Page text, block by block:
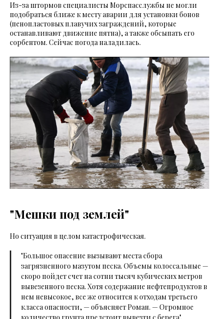
Из-за штормов специалисты Морспасслужбы не могли
подобраться ближе к месту аварии для установки бонов
(пенопластовых плавучих заграждений, которые
останавливают движение пятна), а также обсыпать его
сорбентом. Сейчас погода наладилась.
"Мешки под землей"
Но ситуация в целом катастрофическая.
"Большое опасение вызывают места сбора
загрязненного мазутом песка. Объемы колоссальные —
скоро пойдет счет на сотни тысяч кубических метров
вывезенного песка. Хотя содержание нефтепродуктов в
нем невысокое, все же относится к отходам третьего
класса опасности, — объясняет Роман. — Огромное